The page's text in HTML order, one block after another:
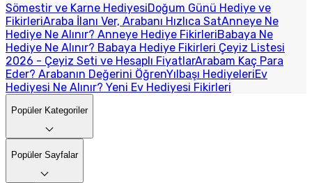
Sömestir ve Karne HediyesiDoğum Günü Hediye ve
FikirleriAraba İlanı Ver, Arabanı Hızlıca SatAnneye Ne
Hediye Ne Alınır? Anneye Hediye FikirleriBabaya Ne
Hediye Ne Alınır? Babaya Hediye Fikirleri Çeyiz Listesi
2026 - Çeyiz Seti ve Hesaplı FiyatlarArabam Kaç Para
Eder? Arabanın Değerini ÖğrenYılbaşı HediyeleriEv
Hediyesi Ne Alınır? Yeni Ev Hediyesi Fikirleri
Popüler Kategoriler
Popüler Sayfalar